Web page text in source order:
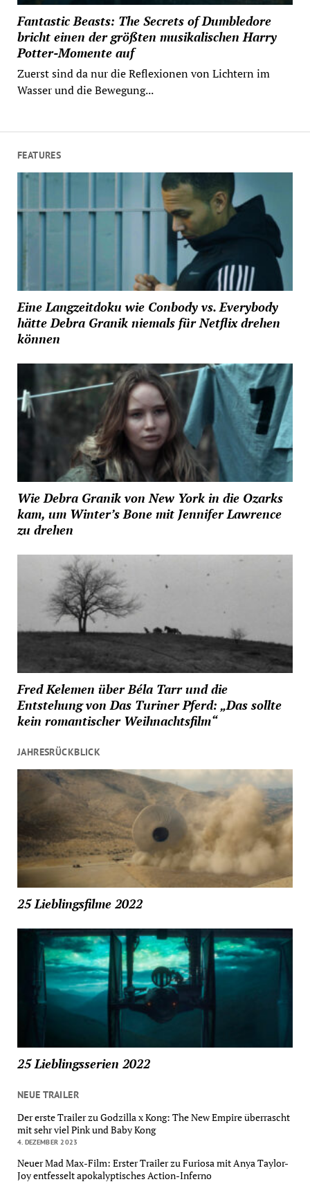
Fantastic Beasts: The Secrets of Dumbledore
bricht einen der größten musikalischen Harry
Potter-Momente auf
Zuerst sind da nur die Reflexionen von Lichtern im
Wasser und die Bewegung...
FEATURES
Eine Langzeitdoku wie Conbody vs. Everybody
hätte Debra Granik niemals für Netflix drehen
können
Wie Debra Granik von New York in die Ozarks
kam, um Winter’s Bone mit Jennifer Lawrence
zu drehen
Fred Kelemen über Béla Tarr und die
Entstehung von Das Turiner Pferd: „Das sollte
kein romantischer Weihnachtsfilm“
JAHRESRÜCKBLICK
25 Lieblingsfilme 2022
25 Lieblingsserien 2022
NEUE TRAILER
Der erste Trailer zu Godzilla x Kong: The New Empire überrascht
mit sehr viel Pink und Baby Kong
4. DEZEMBER 2023
Neuer Mad Max-Film: Erster Trailer zu Furiosa mit Anya Taylor-
Joy entfesselt apokalyptisches Action-Inferno